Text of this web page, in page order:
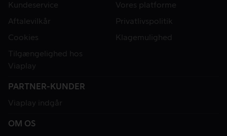
Kundeservice
Vores platforme
Aftalevilkår
Privatlivspolitik
Cookies
Klagemulighed
Tilgængelighed hos
Viaplay
PARTNER-KUNDER
Viaplay indgår
OM OS